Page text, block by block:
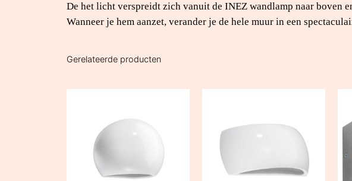
De het licht verspreidt zich vanuit de INEZ wandlamp naar boven
Wanneer je hem aanzet, verander je de hele muur in een
Gerelateerde producten